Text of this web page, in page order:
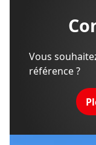
Vous
référence ?